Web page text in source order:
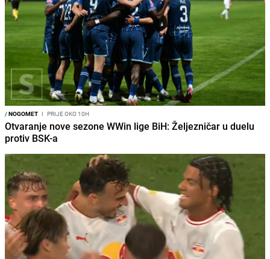
/NOGOMET I PRIJE OKO 10H
Otvaranje nove sezone WWin lige BiH: Željezničar u duelu
protiv BSK-a